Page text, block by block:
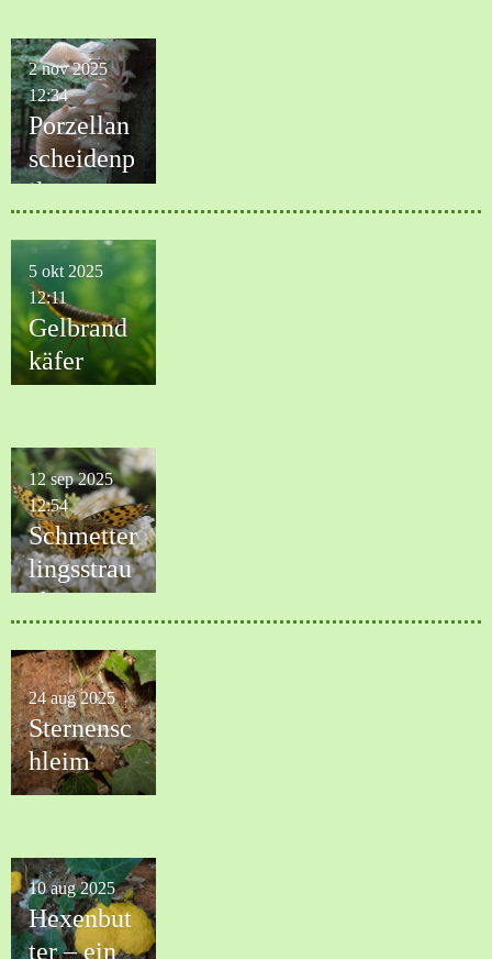
wichtig
ist
Porzellan
scheidenp
ilz
2 nov 2025
12:34
Gelbrand
käfer
5 okt 2025
12:11
Schmetter
lingsstrau
ch
12 sep 2025
12:54
Sternensc
hleim
24 aug 2025
Hexenbut
ter – ein
10 aug 2025